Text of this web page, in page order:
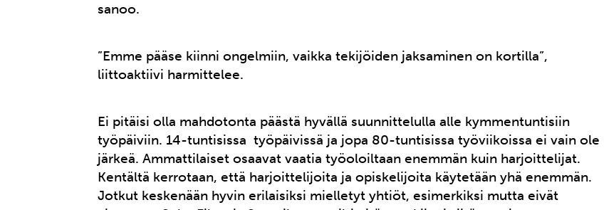
sanoo.
”Emme pääse kiinni ongelmiin, vaikka tekijöiden jaksaminen on kortilla”,
liittoaktiivi harmittelee.
Ei pitäisi olla mahdotonta päästä hyvällä suunnittelulla alle kymmentuntisiin
työpäiviin. 14-tuntisissa työpäivissä ja jopa 80-tuntisissa työviikoissa ei vain ole
järkeä. Ammattilaiset osaavat vaatia työoloiltaan enemmän kuin harjoittelijat.
Kentältä kerrotaan, että harjoittelijoita ja opiskelijoita käytetään yhä enemmän.
Jotkut keskenään hyvin erilaisiksi mielletyt yhtiöt, esimerkiksi mutta eivät